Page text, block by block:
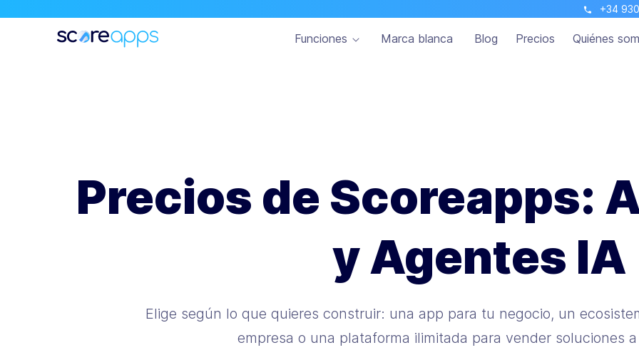
+34
Funciones Marca blanca Blog Precios Quiénes
Precios de Scoreapps:
y Agentes IA
Elige según lo que quieres construir: una app para tu negocio, un
empresa o una plataforma ilimitada para vender soluciones